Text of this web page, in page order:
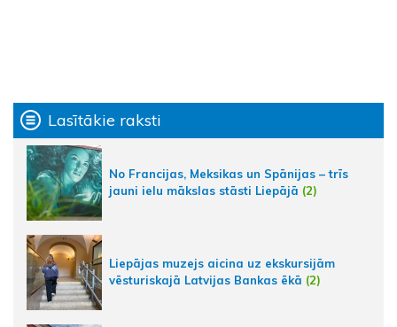
Lasītākie raksti
No Francijas, Meksikas un Spānijas – trīs
jauni ielu mākslas stāsti Liepājā (2)
Liepājas muzejs aicina uz ekskursijām
vēsturiskajā Latvijas Bankas ēkā (2)